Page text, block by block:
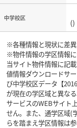
中学校区 ()
※各種情報と現状に差異
※物件情報の学区情報
当サイト物件情報に記
値情報ダウンロードサ
び中学校区データ【
が現在の学区域と異な
サービスのWEBサイト
せん。また、通学区域(
らを踏まえ学区情報は